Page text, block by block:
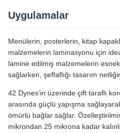
Uygulamalar
Menülerin, posterlerin, kitap
malzemelerin laminasyonu için
lamine edilmiş malzemelerin
sağlarken, şeffaflığı tasarım
42 Dynes'in üzerinde çift taraflı
arasında güçlü yapışma
ömürlü bağlar sağlar.
mikrondan 25 mikrona kadar